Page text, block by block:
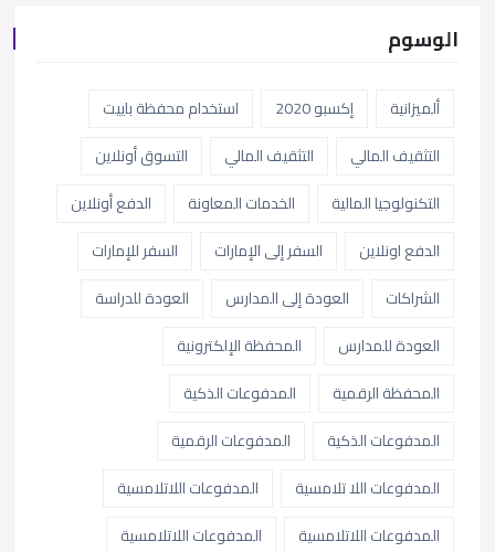
الوسوم
ألميزانية إكسبو 2020
استخدام محفظة باييت
التثقيف المالي
التثقيف المالي
التسوق أونلاين
التكنولوجيا المالية
الخدمات المعاونة
الدفع أونلاين
الدفع اونلاين
السفر إلى الإمارات
السفر للإمارات
الشراكات
العودة إلى المدارس
العودة للدراسة
العودة للمدارس
المحفظة الإلكترونية
المحفظة الرقمية
المدفوعات الذكية
المدفوعات الذكية
المدفوعات الرقمية
المدفوعات اللا تلامسية
المدفوعات اللاتلامسية
المدفوعات اللاتلامسية
المدفوعات اللاتلامسية